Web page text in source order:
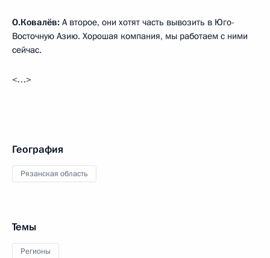
О.Ковалёв: А второе, они хотят часть вывозить в Юго-
Восточную Азию. Хорошая компания, мы работаем с ними
сейчас.
<…>
География
Рязанская область
Темы
Регионы